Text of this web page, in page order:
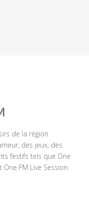
de la région
des jeux, des
festifs tels que One
FM Live Session.